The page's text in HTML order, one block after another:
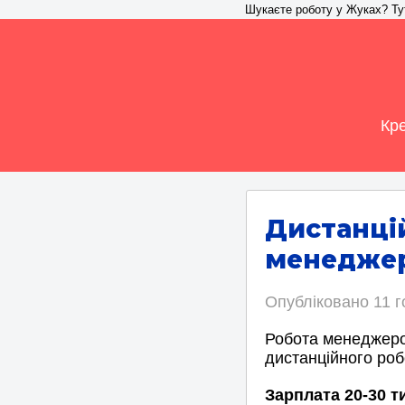
Шукаєте роботу у Жуках?
Опубліковано 11
Робота
дистанційного
Зарплата 20-30